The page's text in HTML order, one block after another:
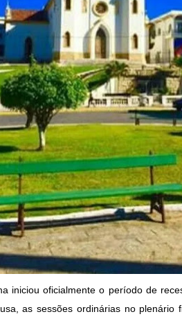
iniciou oficialmente o período de
as sessões ordinárias no plenário